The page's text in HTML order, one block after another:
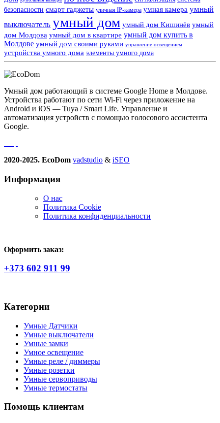
безопасности смарт гаджеты уличная IP-камера умная камера умный
выключатель умный дом умный дом Кишинёв умный
дом Молдова умный дом в квартире умный дом купить в
Молдове умный дом своими руками управление освещением
устройства умного дома элементы умного дома
Умный дом работающий в системе Google Home в Молдове.
Устройства работают по сети Wi-Fi через приложение на
Android и iOS — Tuya / Smart Life. Управление и
автоматизация устройств с помощью голосового ассистента
Google.
2020-2025. EcoDom vadstudio & iSEO
Информация
О нас
Политика Сookie
Политика конфиденциальности
Оформить заказ:
+373 602 911 99
Категории
Умные Датчики
Умные выключатели
Умные замки
Умное освещение
Умные реле / диммеры
Умные розетки
Умные сервоприводы
Умные термостаты
Помощь клиентам